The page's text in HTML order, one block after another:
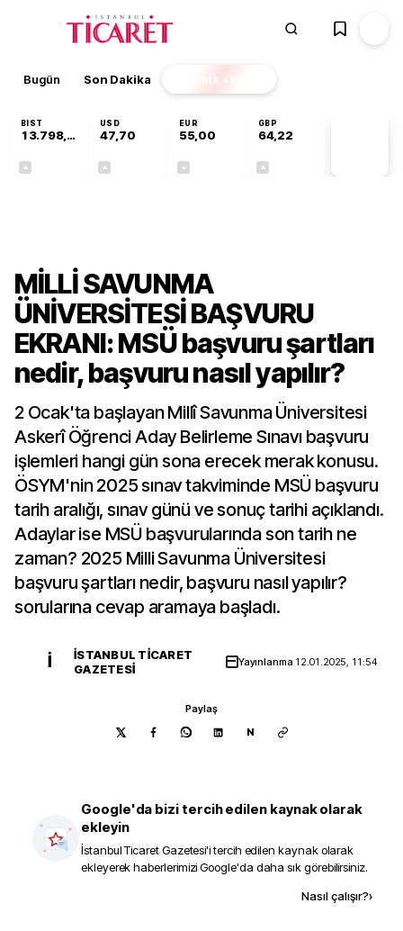
Bugün Son Dakika Finans EKSTRA
BIST
13.798,82
USD
47,70
EUR
55,00
GBP
64,22
MİLLİ SAVUNMA
ÜNİVERSİTESİ BAŞVURU
EKRANI: MSÜ başvuru şartları
nedir, başvuru nasıl yapılır?
2 Ocak'ta başlayan Millî Savunma Üniversitesi
Askerî Öğrenci Aday Belirleme Sınavı başvuru
işlemleri hangi gün sona erecek merak konusu.
ÖSYM'nin 2025 sınav takviminde MSÜ başvuru
tarih aralığı, sınav günü ve sonuç tarihi açıklandı.
Adaylar ise MSÜ başvurularında son tarih ne
zaman? 2025 Milli Savunma Üniversitesi
başvuru şartları nedir, başvuru nasıl yapılır?
sorularına cevap aramaya başladı.
İ
İSTANBUL TICARET
GAZETESI
Yayınlanma 12.01.2025, 11:54
Paylaş
N
Google'da bizi tercih edilen kaynak olarak
ekleyin
İstanbul Ticaret Gazetesi'i tercih edilen kaynak olarak
ekleyerek haberlerimizi Google'da daha sık görebilirsiniz.
Nasıl çalışır?›